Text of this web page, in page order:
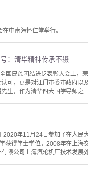
中南海怀仁堂举行。
：清华精神传承不辍
国民族团结进步表彰大会上，
可，更是对江门市委市政府以
生，作为清华四大国学导师之
年11月24日参加了在人民
获得学士学位，2008年在上
限公司上海汽轮机厂技术发展